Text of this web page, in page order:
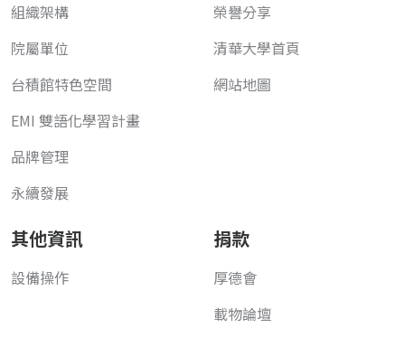
組織架構
院屬單位
台積館特色空間
EMI 雙語化學習計畫
品牌管理
永續發展
榮譽分享
清華大學首頁
網站地圖
其他資訊
設備操作
捐款
厚德會
載物論壇